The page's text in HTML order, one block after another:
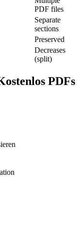
PDF files
Separate
sections
Preserved
Decreases
(split)
PDFs